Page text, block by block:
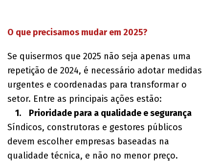
O que precisamos mudar em 2025?
Se quisermos que 2025 não seja apenas uma
repetição de 2024, é necessário adotar medidas
urgentes e coordenadas para transformar o
setor. Entre as principais ações estão:
1. Prioridade para a qualidade e segurança
Síndicos, construtoras e gestores públicos
devem escolher empresas baseadas na
qualidade técnica, e não no menor preço.